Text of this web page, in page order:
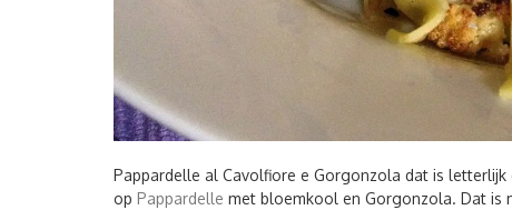
Pappardelle al Cavolfiore e Gorgonzola dat is
op Pappardelle met bloemkool en Gorgonzola. Dat is